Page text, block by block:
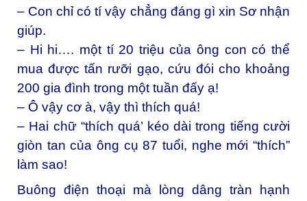
– Con chỉ có tí vậy chẳng đáng gì xin Sơ nhận
giúp.
– Hi hi…. một tí 20 triệu của ông con có thể
mua được tấn rưỡi gạo, cứu đói cho khoảng
200 gia đình trong một tuần đấy ạ!
– Ô vậy cơ à, vậy thì thích quá!
– Hai chữ “thích quá’ kéo dài trong tiếng cười
giòn tan của ông cụ 87 tuổi, nghe mới “thích”
làm sao!
Buông điện thoại mà lòng dâng tràn hạnh